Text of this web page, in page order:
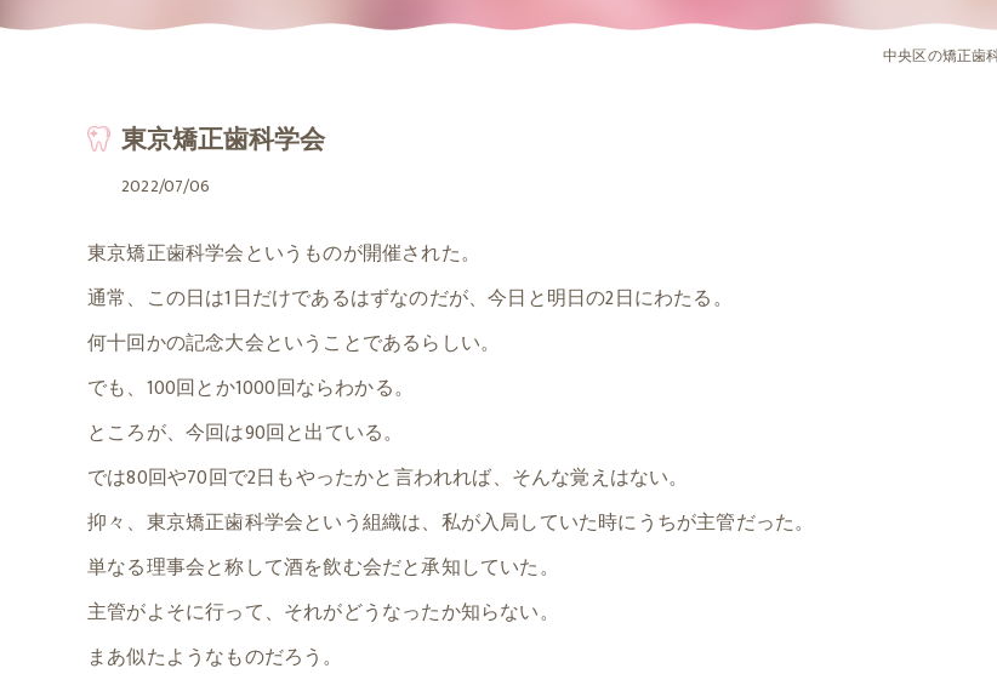
中央区の矯正歯
東京矯正歯科学会
2022/07/06
東京矯正歯科学会というものが開催された。
通常、この日は1日だけであるはずなのだが、今日と明日の2日にわたる。
何十回かの記念大会ということであるらしい。
でも、100回とか1000回ならわかる。
ところが、今回は90回と出ている。
では80回や70回で2日もやったかと言われれば、そんな覚えはない。
抑々、東京矯正歯科学会という組織は、私が入局していた時にうちが主管だった。
単なる理事会と称して酒を飲む会だと承知していた。
主管がよそに行って、それがどうなったか知らない。
まあ似たようなものだろう。